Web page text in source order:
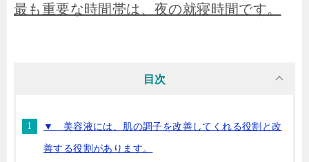
最も重要な時間帯は、夜の就寝時間です。
目次
▼ 美容液には、肌の調子を改善してくれる役割と改
善する役割があります。